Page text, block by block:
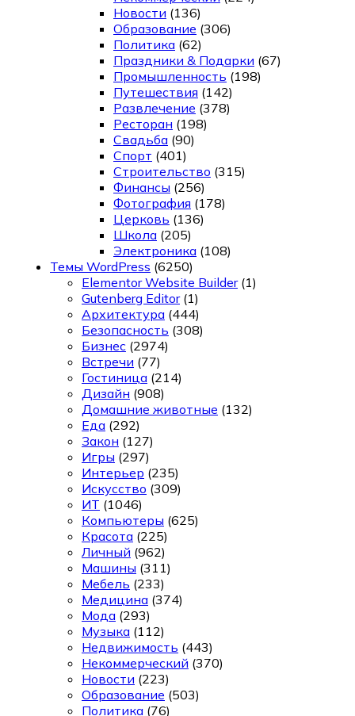
Новости (136)
Образование (306)
Политика (62)
Праздники & Подарки (67)
Промышленность (198)
Путешествия (142)
Развлечение (378)
Ресторан (198)
Свадьба (90)
Спорт (401)
Строительство (315)
Финансы (256)
Фотография (178)
Церковь (136)
Школа (205)
Электроника (108)
Темы WordPress (6250)
Elementor Website Builder (1)
Gutenberg Editor (1)
Архитектура (444)
Безопасность (308)
Бизнес (2974)
Встречи (77)
Гостиница (214)
Дизайн (908)
Домашние животные (132)
Еда (292)
Закон (127)
Игры (297)
Интерьер (235)
Искусство (309)
ИТ (1046)
Компьютеры (625)
Красота (225)
Личный (962)
Машины (311)
Мебель (233)
Медицина (374)
Мода (293)
Музыка (112)
Недвижимость (443)
Некоммерческий (370)
Новости (223)
Образование (503)
Политика (76)